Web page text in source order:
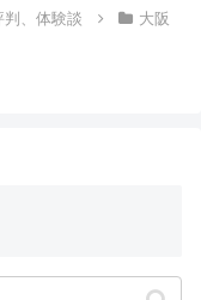
、体験談
大阪